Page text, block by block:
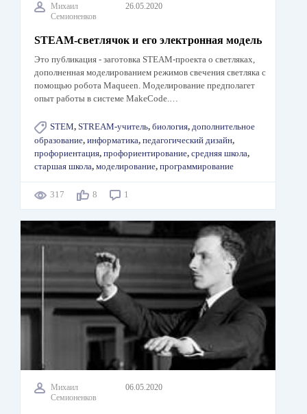
Михаил
Семионенков
26.05.2020
STEAM-светлячок и его электронная модель
Это публикация - заготовка STEAM-проекта о светляках,
дополненная моделированием режимов свечения светляка с
помощью робота Maqueen. Моделирование предполагет
опыт работы в системе MakeCode.…
STEM, STREAM-учитель, биология, дополнительное
образование, информатика, педагогический дизайн,
профориентация, профориентирование, средняя школа,
старшая школа, моделирование, программирование
317 8 1
Михаил
Семионенков
06.05.2020